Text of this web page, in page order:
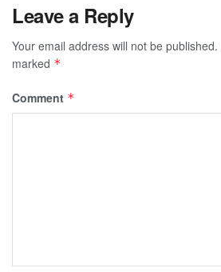
Leave a Reply
Your email address will not be published.
marked *
Comment *